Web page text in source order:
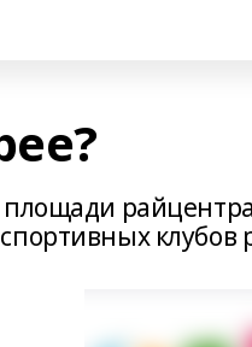
клубов